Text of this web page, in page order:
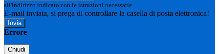
all'indirizzo indicato con le istruzioni necessarie.
E-mail inviata, si prega di controllare la casella di posta elettronica!
Errore
Chiudi